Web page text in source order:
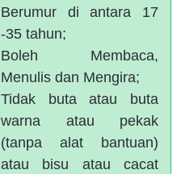
Berumur di antara 17
-35 tahun;
Boleh Membaca,
Menulis dan Mengira;
Tidak buta atau buta
warna atau pekak
(tanpa alat bantuan)
atau bisu atau cacat